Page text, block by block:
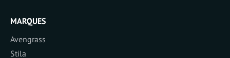
MARQUES
Avengrass
Stila